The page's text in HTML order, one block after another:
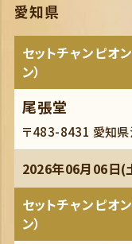
愛知県
セットチャンピオ
ン）
尾張堂
〒483-8431 愛知
2026年06月06日(
セットチャンピオ
ン）